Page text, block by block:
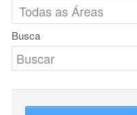
Busca